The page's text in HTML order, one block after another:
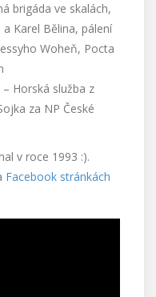
brigáda ve skalách,
Karel Bělina, pálení
Woheň, Pocta
Horská služba z
za NP České
v roce 1993 :).
Facebook stránkách